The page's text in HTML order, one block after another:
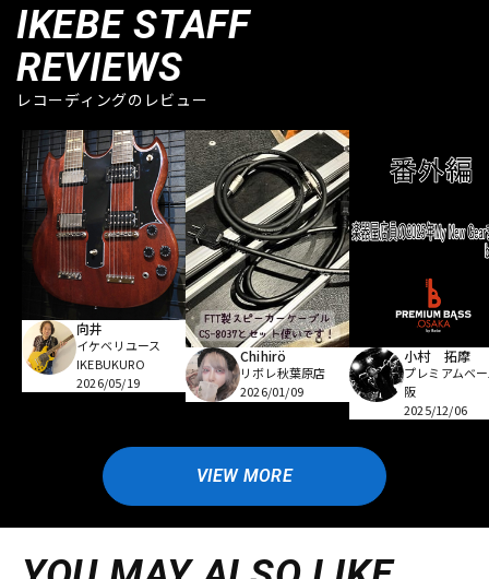
IKEBE STAFF
REVIEWS
レコーディングのレビュー
向井
イケベリユース
IKEBUKURO
2026/05/19
Chihirö
リボレ秋葉原店
2026/01/09
小村 拓摩
プレミアムベ
阪
2025/12/06
VIEW MORE